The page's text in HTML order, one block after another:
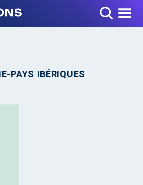
Toggle Menu
PAYS IBÉRIQUES